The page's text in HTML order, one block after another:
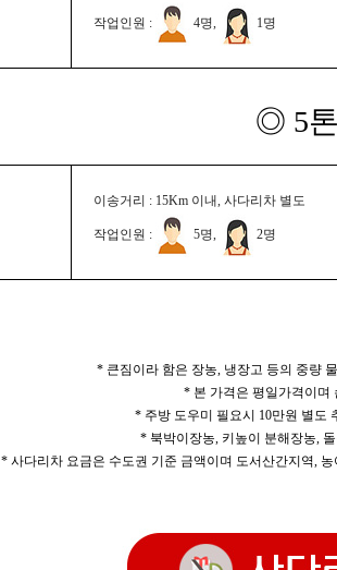
작업인원 : 4명, 1명
◎ 5
이송거리 : 15Km 이내, 사다리차 별도
작업인원 : 5명, 2명
* 큰짐이라 함은 장농, 냉장고 등의 중량
* 본 가격은 평일가격이며
* 주방 도우미 필요시 10만원 별도
* 북박이장농, 키높이 분해장농,
* 사다리차 요금은 수도권 기준 금액이며 도서산간지역,